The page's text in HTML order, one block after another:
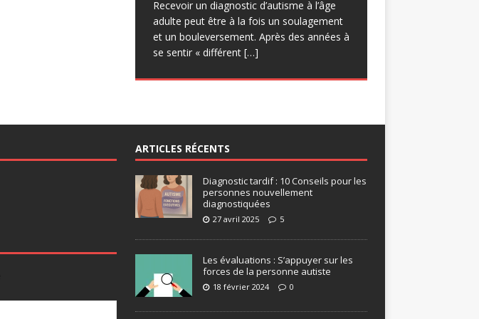
Recevoir un diagnostic d’autisme à l’âge
adulte peut être à la fois un soulagement
et un bouleversement. Après des années à
se sentir « différent […]
programmatique, d’engager des
apprentissages sur les forces et de
proposer des progressions Certes, le
quelques réserves quant à[…]
ARTICLES RÉCENTS
Diagnostic tardif : 10 Conseils pour les
personnes nouvellement
diagnostiquées
27 avril 2025 5
Les évaluations : S’appuyer sur les
forces de la personne autiste
18 février 2024 0